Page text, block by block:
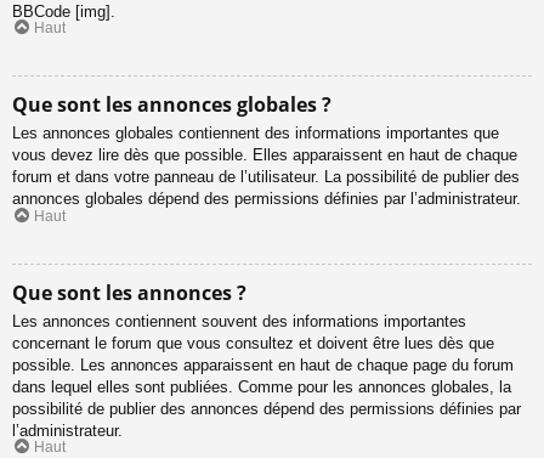
BBCode [img].
Haut
Que sont les annonces globales ?
Les annonces globales contiennent des informations importantes que
vous devez lire dès que possible. Elles apparaissent en haut de chaque
forum et dans votre panneau de l’utilisateur. La possibilité de publier des
annonces globales dépend des permissions définies par l’administrateur.
Haut
Que sont les annonces ?
Les annonces contiennent souvent des informations importantes
concernant le forum que vous consultez et doivent être lues dès que
possible. Les annonces apparaissent en haut de chaque page du forum
dans lequel elles sont publiées. Comme pour les annonces globales, la
possibilité de publier des annonces dépend des permissions définies par
l’administrateur.
Haut